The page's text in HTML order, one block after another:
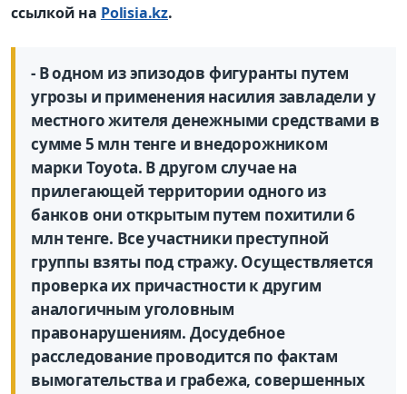
ссылкой на Polisia.kz.
- В одном из эпизодов фигуранты путем
угрозы и применения насилия завладели у
местного жителя денежными средствами в
сумме 5 млн тенге и внедорожником
марки Toyota. В другом случае на
прилегающей территории одного из
банков они открытым путем похитили 6
млн тенге. Все участники преступной
группы взяты под стражу. Осуществляется
проверка их причастности к другим
аналогичным уголовным
правонарушениям. Досудебное
расследование проводится по фактам
вымогательства и грабежа, совершенных